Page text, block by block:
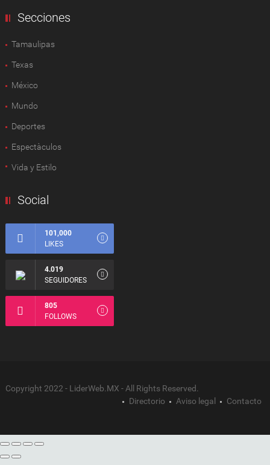
Secciones
Tamaulipas
Texas
México
Mundo
Deportes
Espectàculos
Vida y Estilo
Social
101,000
LIKES
4.019
SEGUIDORES
805
FOLLOWS
Copyright 2022 - LiderWeb.MX - All Rights Reserved.
Directorio
Aviso legal Contacto